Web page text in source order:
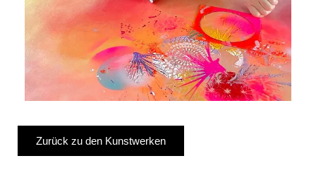
Zurück zu den Kunstwerken